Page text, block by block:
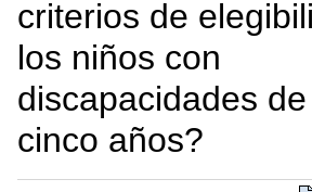
criterios de
los niños con
discapacidades
cinco años?